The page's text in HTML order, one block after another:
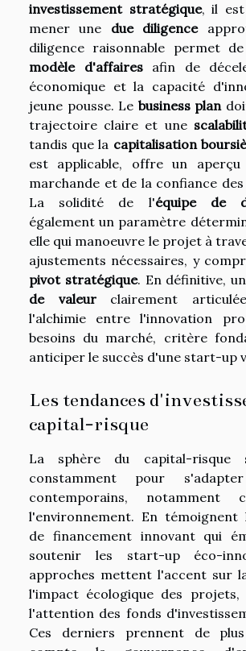
investissement stratégique, il
mener une due diligence
diligence raisonnable permet
modèle d'affairesafin de
économique et la capacité
jeune pousse. Le business plan
trajectoire claire et une
tandis que la capitalisation
est applicable, offre un
marchande et de la confiance des
La solidité de l'équipe de
également un paramètre
elle qui manoeuvre le projet à
ajustements nécessaires, y
pivot stratégique. En définitive,
de valeurclairement
l'alchimie entre l'innovation
besoins du marché, critère
anticiper le succès d'une start-up
Les tendances
capital-risque
La sphère du capital-risque
constamment pour
contemporains,
l'environnement. En témoignent
de financement innovant qui
soutenir les start-up éco-
approches mettent l'accent sur
l'impact écologique des
l'attention des fonds
Ces derniers prennent de